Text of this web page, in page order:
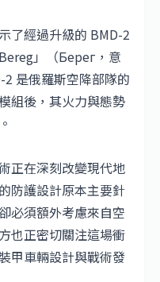
了經過升級的 BMD-2
」（Берег，意
是俄羅斯空降部隊的
組後，其火力與態勢
正在深刻改變現代地
防護設計原本主要針
必須額外考慮來自空
也正密切關注這場衝
甲車輛設計與戰術發